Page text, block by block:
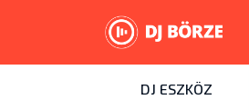
DJ ESZKÖZ